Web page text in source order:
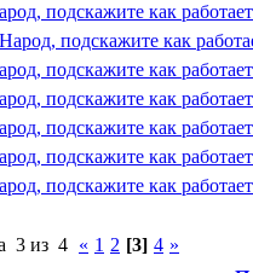
подскажите как
подскажите как
подскажите как
подскажите как
подскажите как
подскажите как
подскажите как
3 из 4 « 1 2 [3] 4 »